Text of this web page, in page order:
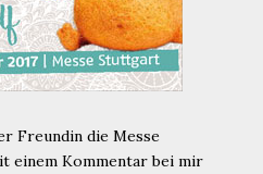
Freundin die Messe
einem Kommentar bei mir